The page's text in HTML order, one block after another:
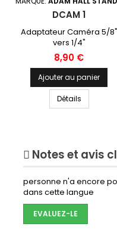
DCAM 1
Adaptateur Caméra 5/8"
vers 1/4"
Prix
8,90 €
Ajouter au panier
Détails
Notes et avis
personne n'a encore
dans cette langue
EVALUEZ-LE